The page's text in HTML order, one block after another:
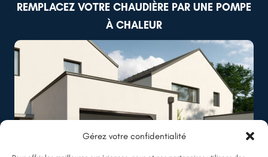
Gérez votre confidentialité
Noyant-Villages (49)
Lire plus
REMPLACEZ VOTRE CHAUDIÈRE PAR UNE POMPE
À CHALEUR